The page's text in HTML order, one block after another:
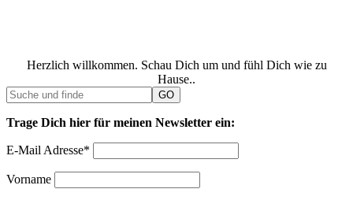
Herzlich willkommen. Schau Dich um und fühl Dich wie zu
Hause..
Trage Dich hier für meinen Newsletter ein:
E-Mail Adresse*
Vorname